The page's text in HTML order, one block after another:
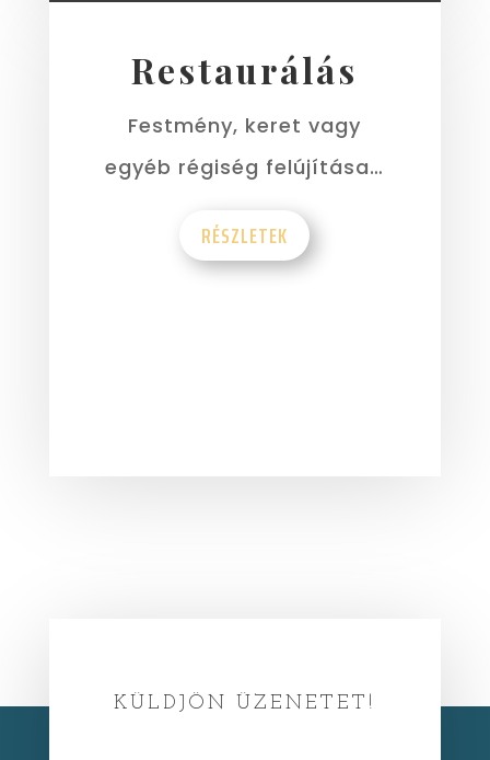
Restaurálás
Festmény, keret vagy
egyéb régiség felújítása…
RÉSZLETEK
KÜLDJÖN ÜZENETET!